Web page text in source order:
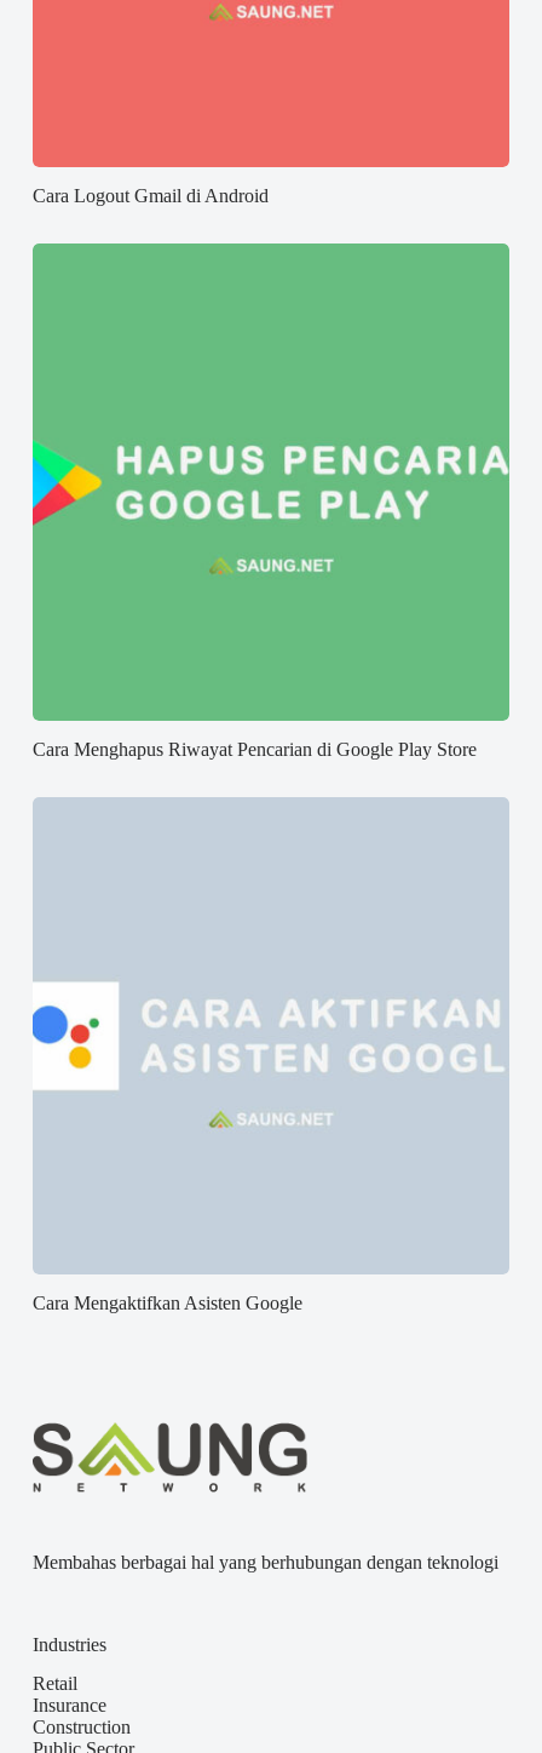
Cara Logout Gmail di Android
Cara Menghapus Riwayat Pencarian di Google Play Store
Cara Mengaktifkan Asisten Google
Membahas berbagai hal yang berhubungan dengan teknologi
Industries
Retail
Insurance
Construction